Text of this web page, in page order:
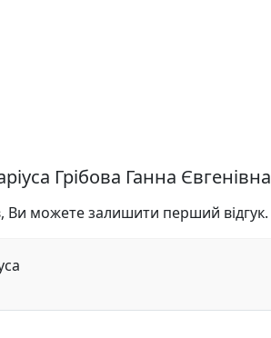
Грібова Ганна Євгенівна
Ви можете залишити перший відгук.